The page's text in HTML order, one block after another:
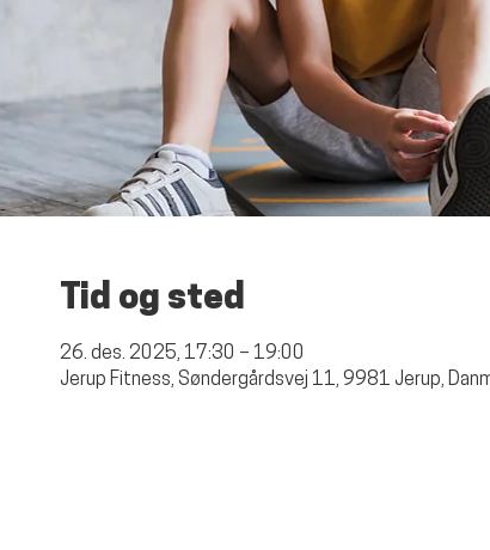
Tid og sted
26. des. 2025, 17:30 – 19:00
Jerup Fitness, Søndergårdsvej 11, 9981 Jerup,